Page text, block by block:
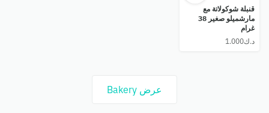
قنبلة شوكولاتة مع
مارشميلو صغير 38
غرام
عرض Bakery